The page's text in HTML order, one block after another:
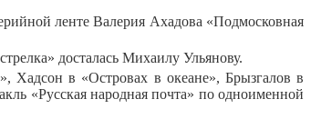
ленте Валерия Ахадова «Подмосковная
досталась Михаилу Ульянову.
Хадсон в «Островах в океане», Брызгалов в
«Русская народная почта» по одноименной